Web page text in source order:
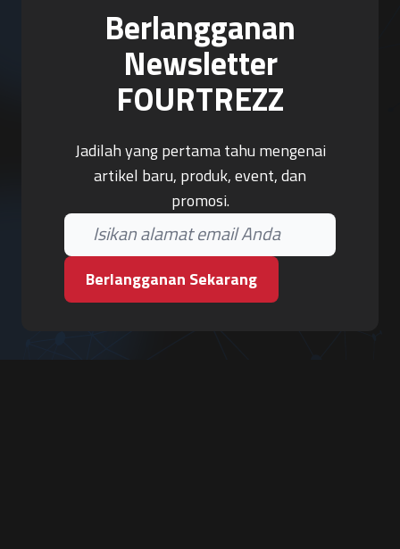
Berlangganan
Newsletter
FOURTREZZ
Jadilah yang pertama tahu mengenai
artikel baru, produk, event, dan
promosi.
Berlangganan Sekarang